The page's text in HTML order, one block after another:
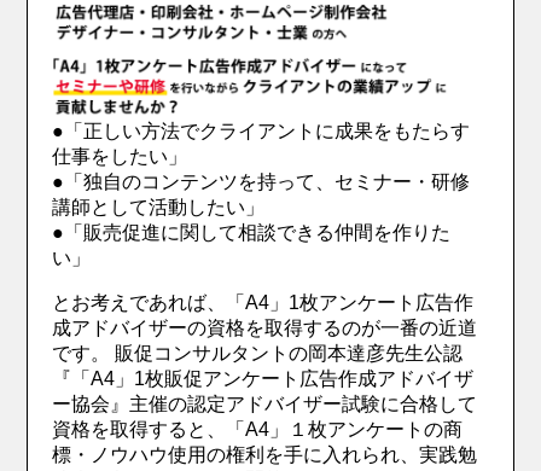
●「正しい方法でクライアントに成果をもたらす
仕事をしたい」
●「独自のコンテンツを持って、セミナー・研修
講師として活動したい」
●「販売促進に関して相談できる仲間を作りた
い」
とお考えであれば、「A4」1枚アンケート広告作
成アドバイザーの資格を取得するのが一番の近道
です。 販促コンサルタントの岡本達彦先生公認
『「A4」1枚販促アンケート広告作成アドバイザ
ー協会』主催の認定アドバイザー試験に合格して
資格を取得すると、「A4」１枚アンケートの商
標・ノウハウ使用の権利を手に入れられ、実践勉